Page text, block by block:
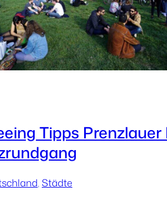
Tipps Prenzlauer
Städte